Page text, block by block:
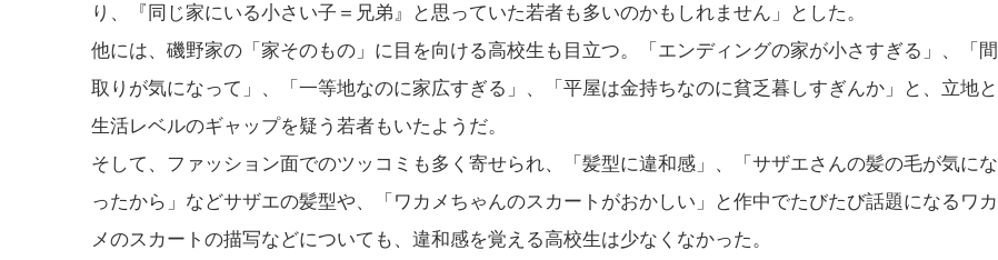
り、『同じ家にいる小さい子＝兄弟』と思っていた若者も多いのかもしれません」とした。
他には、磯野家の「家そのもの」に目を向ける高校生も目立つ。「エンディングの家が小さすぎる」、「間
取りが気になって」、「一等地なのに家広すぎる」、「平屋は金持ちなのに貧乏暮しすぎんか」と、立地と
生活レベルのギャップを疑う若者もいたようだ。
そして、ファッション面でのツッコミも多く寄せられ、「髪型に違和感」、「サザエさんの髪の毛が気にな
ったから」などサザエの髪型や、「ワカメちゃんのスカートがおかしい」と作中でたびたび話題になるワカ
メのスカートの描写などについても、違和感を覚える高校生は少なくなかった。